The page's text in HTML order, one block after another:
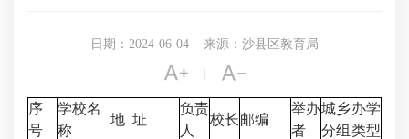
日期：2024-06-04 来源：沙县区教育局
 
序
号
学校名
称
地 址
负责
人
校长邮编
举办
者
城乡
分组
办学
类型